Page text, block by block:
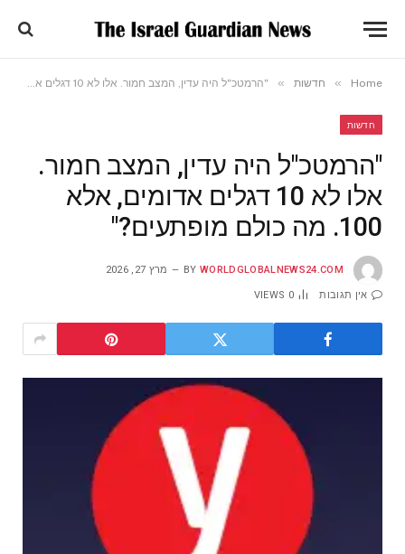
Home
» חדשות » "הרמטכ"ל היה עדין, המצב חמור. אלו לא 10 דגלים אדומים, אלא 100. מה כולם מופתעים?"
חדשות
"הרמטכ"ל היה עדין, המצב חמור.
אלו לא 10 דגלים אדומים, אלא
100. מה כולם מופתעים?"
BY WORLDGLOBALNEWS24.COM מרץ 27, 2026
אין תגובות 0
VIEWS